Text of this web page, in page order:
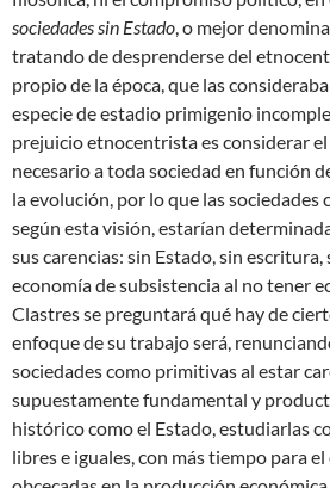
sociedades sin Estado, o mejor
tratando de desprenderse del
propio de la época, que las
especie de estadio primigenio
prejuicio etnocentrista es considerar
necesario a toda sociedad en función
la evolución, por lo que las
según esta visión, estarían
sus carencias: sin Estado, sin
economía de subsistencia al no tener
Clastres se preguntará qué hay de
enfoque de su trabajo será,
sociedades como primitivas al estar
supuestamente fundamental y
histórico como el Estado, estudiarlas
libres e iguales, con más tiempo para